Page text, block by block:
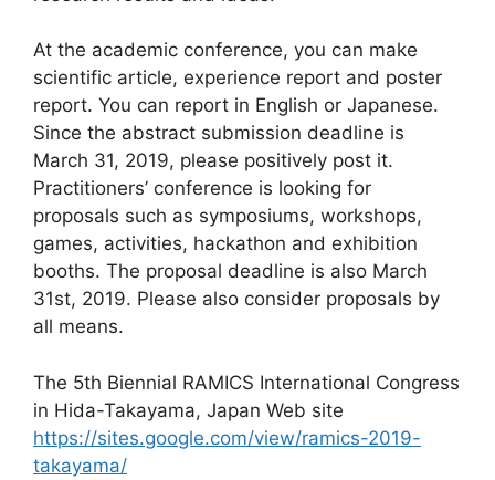
At the academic conference, you can make
scientific article, experience report and poster
report. You can report in English or Japanese.
Since the abstract submission deadline is
March 31, 2019, please positively post it.
Practitioners’ conference is looking for
proposals such as symposiums, workshops,
games, activities, hackathon and exhibition
booths. The proposal deadline is also March
31st, 2019. Please also consider proposals by
all means.
The 5th Biennial RAMICS International Congress
in Hida-Takayama, Japan Web site
https://sites.google.com/view/ramics-2019-
takayama/